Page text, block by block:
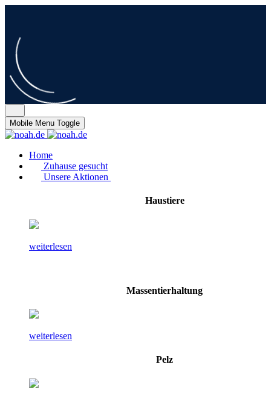
Mobile Menu Toggle
Home
Zuhause gesucht
Unsere Aktionen
Haustiere
weiterlesen
Massentierhaltung
weiterlesen
Pelz